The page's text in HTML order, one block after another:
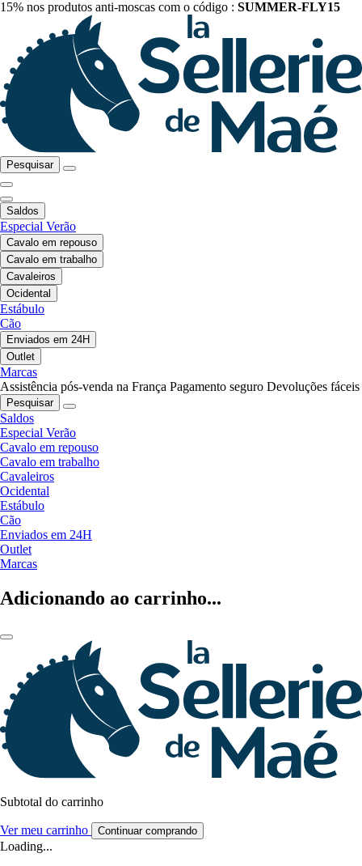
15% nos produtos anti-moscas com o código : SUMMER-FLY15
Pesquisar
Saldos
Especial Verão
Cavalo em repouso
Cavalo em trabalho
Cavaleiros
Ocidental
Estábulo
Cão
Enviados em 24H
Outlet
Marcas
Assistência pós-venda na França Pagamento seguro Devoluções fáceis
Pesquisar
Saldos
Especial Verão
Cavalo em repouso
Cavalo em trabalho
Cavaleiros
Ocidental
Estábulo
Cão
Enviados em 24H
Outlet
Marcas
Adicionando ao carrinho...
Subtotal do carrinho
Ver meu carrinho Continuar comprando
Loading...